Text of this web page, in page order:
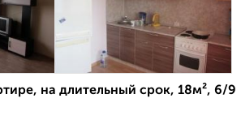
на длительный срок, 18м², 6/9